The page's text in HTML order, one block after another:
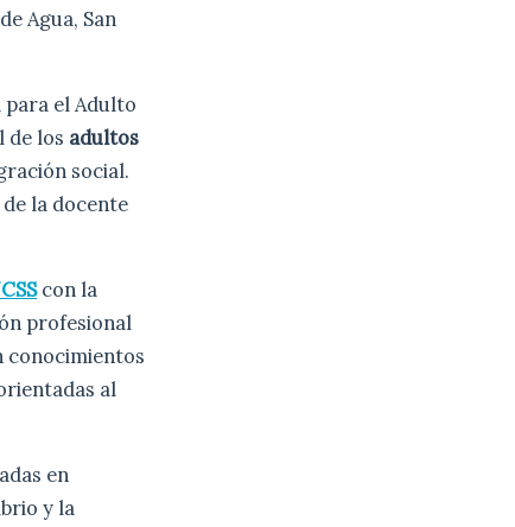
Agua, San
para el Adulto
de los adultos
social.
la docente
con la
profesional
conocimientos
al
en
y la